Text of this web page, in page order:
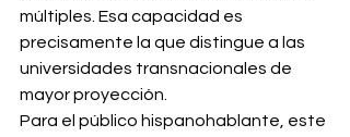
múltiples. Esa capacidad es
precisamente la que distingue a las
universidades transnacionales de
mayor proyección.
Para el público hispanohablante, este